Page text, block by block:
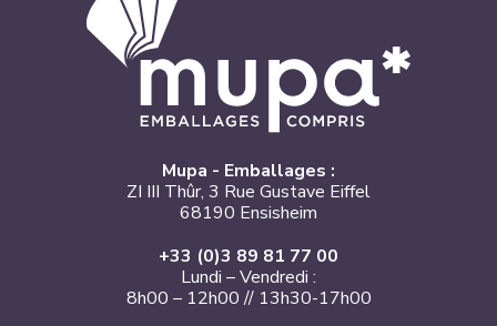
Mupa - Emballages :
ZI III Thûr, 3 Rue Gustave Eiffel
68190 Ensisheim
+33 (0)3 89 81 77 00
Lundi – Vendredi :
8h00 – 12h00 // 13h30-17h00